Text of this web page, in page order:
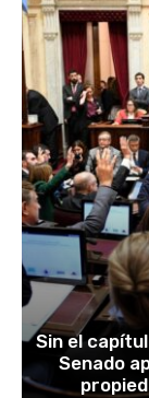
Sin el
Senado